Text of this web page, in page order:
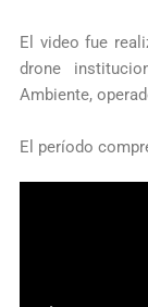
El video fue
drone
Ambiente,
El período